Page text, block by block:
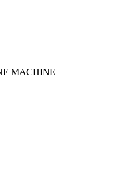
MACHINE